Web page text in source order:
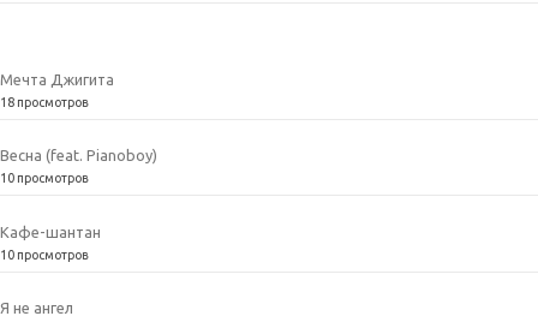
Мечта Джигита
18 просмотров
Весна (feat. Pianoboy)
10 просмотров
Кафе-шантан
10 просмотров
Я не ангел